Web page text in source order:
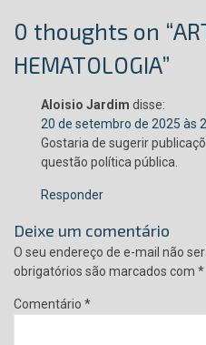
0 thoughts on
HEMATOLOGIA”
Aloisio Jardim disse:
20 de setembro de 2025 às
Gostaria de sugerir
questão política pública.
Responder
Deixe um comentário
O seu endereço de e-mail não
obrigatórios são marcados com *
Comentário *